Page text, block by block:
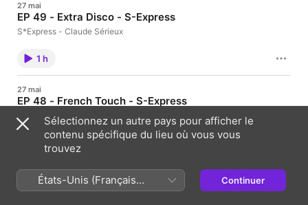
Et encore plus sur www.claudeserieux.com/music
Technique-Réalisation : Djilali Hammiche, Alexandre Simonini et
27 mai
EP 49 - Extra Disco - S-Express
S*Express - Claude Sérieux
1 h
27 mai
EP 48 - French Touch - S-Express
S*Express - Claude Sérieux
10 avr.
EP 47 - Soulful House - S-Express
Sélectionnez un autre pays pour afficher le
contenu spécifique du lieu où vous vous
trouvez
États-Unis (Français
France)
Continuer